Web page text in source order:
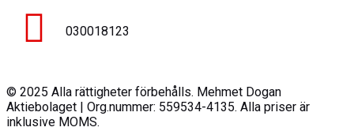
030018123
© 2025 Alla rättigheter förbehålls. Mehmet Dogan
Aktiebolaget | Org.nummer: 559534-4135. Alla priser är
inklusive MOMS.